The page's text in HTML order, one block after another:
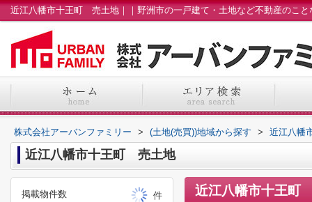
株式会社アーバンファミリー > (土地(売買))地域から探す > 近江八幡
近江八幡市十王町 売土地
近江八幡市十王町
掲載物件数
件